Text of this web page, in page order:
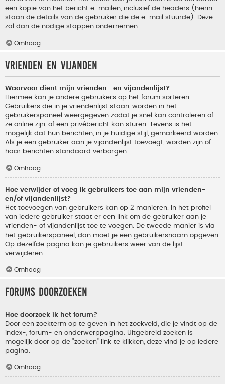
een kopie van het bericht e-mailen, inclusief de headers (hierin
staan de details van de gebruiker die de e-mail stuurde). Deze
zal dan de nodige stappen ondernemen.
Omhoog
Vrienden en vijanden
Waarvoor dient mijn vrienden- en vijandenlijst?
Hiermee kan je andere gebruikers op het forum sorteren.
Gebruikers die in je vriendenlijst staan, worden in het
gebruikerspaneel weergegeven zodat je snel kan controleren of
ze online zijn, of een privébericht kan sturen. Tevens is het
mogelijk dat hun berichten, in je huidige stijl, gemarkeerd worden.
Als je een gebruiker aan je vijandenlijst toevoegt, worden zijn of
haar berichten standaard verborgen.
Omhoog
Hoe verwijder of voeg ik gebruikers toe aan mijn vrienden-
en/of vijandenlijst?
Het toevoegen van gebruikers kan op 2 manieren. In het profiel
van iedere gebruiker staat er een link om de gebruiker aan je
vrienden- of vijandenlijst toe te voegen. De tweede manier is via
het gebruikerspaneel, dan moet je een gebruikersnaam opgeven.
Op dezelfde pagina kan je gebruikers weer van de lijst
verwijderen.
Omhoog
Forums doorzoeken
Hoe doorzoek ik het forum?
Door een zoekterm op te geven in het zoekveld, die je vindt op de
index-, forum- en onderwerppagina. Uitgebreid zoeken is
mogelijk door op de "zoeken" link te klikken, deze vind je op iedere
pagina.
Omhoog